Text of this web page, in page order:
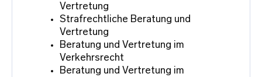
Vertretung
Strafrechtliche Beratung und
Vertretung
Beratung und Vertretung im
Verkehrsrecht
Beratung und Vertretung im